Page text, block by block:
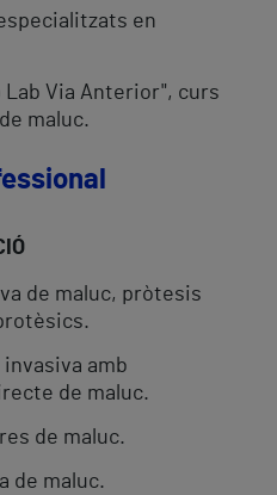
en
Via Anterior", curs
maluc.
de maluc, pròtesis
amb
de maluc.
de maluc.
de maluc.